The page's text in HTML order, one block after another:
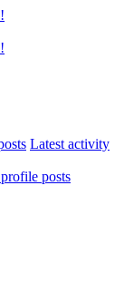
Latest activity
posts